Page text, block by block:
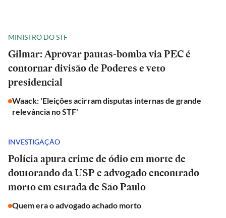
MINISTRO DO STF
Gilmar: Aprovar pautas-bomba via PEC é
contornar divisão de Poderes e veto
presidencial
Waack: 'Eleições acirram disputas internas de grande
relevância no STF'
INVESTIGAÇÃO
Polícia apura crime de ódio em morte de
doutorando da USP e advogado encontrado
morto em estrada de São Paulo
Quem era o advogado achado morto